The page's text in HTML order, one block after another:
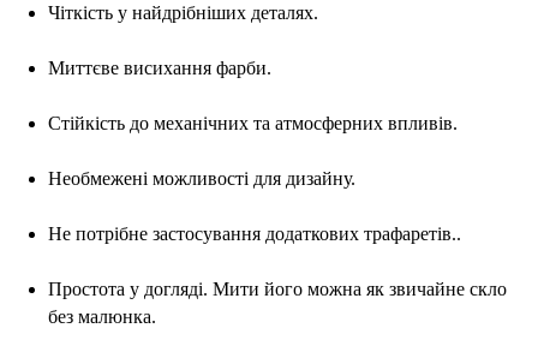
Чіткість у найдрібніших деталях.
Миттєве висихання фарби.
Стійкість до механічних та атмосферних впливів.
Необмежені можливості для дизайну.
Не потрібне застосування додаткових трафаретів..
Простота у догляді. Мити його можна як звичайне скло
без малюнка.